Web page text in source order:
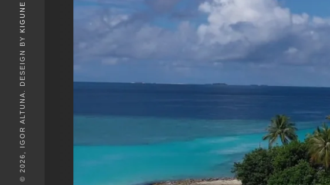
© 2026, IGOR ALTUNA. DESEIGN BY
KIGUNE